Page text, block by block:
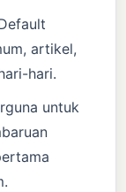
artikel,
hari.
untuk